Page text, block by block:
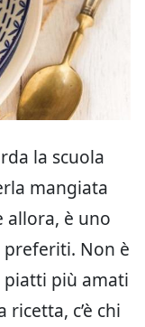
la scuola
mangiata
allora, è uno
Non è
piatti più amati
c’è chi